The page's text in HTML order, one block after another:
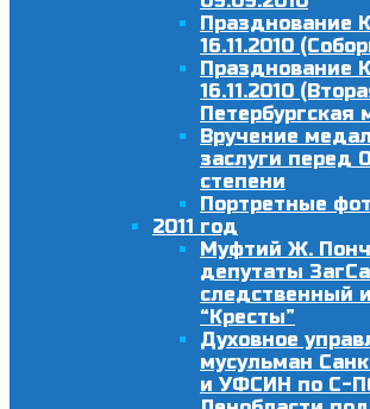
Празднование
16.11.2010
Празднование
16.11.2010
Петербургская
Вручение
заслуги перед
степени
Портретные
2011 год
Муфтий Ж.
депутаты
следственный
“Кресты”
Духовное
мусульман
и УФСИН по С-